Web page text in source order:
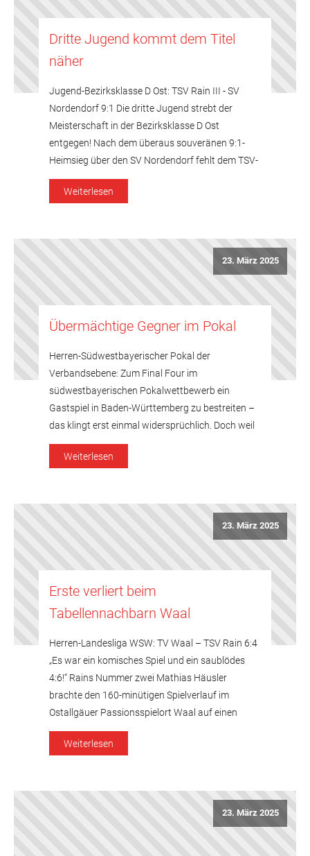
Dritte Jugend kommt dem Titel
näher
Jugend-Bezirksklasse D Ost: TSV Rain III - SV
Nordendorf 9:1 Die dritte Jugend strebt der
Meisterschaft in der Bezirksklasse D Ost
entgegen! Nach dem überaus souveränen 9:1-
Heimsieg über den SV Nordendorf fehlt dem TSV-
Nachwuchs noch ein Punkt aus den letzten
beiden Begegnungen, darunter das Duell mit dem
Weiterlesen
23. März 2025
Übermächtige Gegner im Pokal
Herren-Südwestbayerischer Pokal der
Verbandsebene: Zum Final Four im
südwestbayerischen Pokalwettbewerb ein
Gastspiel in Baden-Württemberg zu bestreiten –
das klingt erst einmal widersprüchlich. Doch weil
der TV Erolzheim (Kreis Biberach) dem
Bayerischen Tischtennis-Verband angehört und
gaben sich am Sonntag die Bezirkspokal-Sieger
Weiterlesen
23. März 2025
Erste verliert beim
Tabellennachbarn Waal
Herren-Landesliga WSW: TV Waal – TSV Rain 6:4
„Es war ein komisches Spiel und ein saublödes
4:6!“ Rains Nummer zwei Mathias Häusler
brachte den 160-minütigen Spielverlauf im
Ostallgäuer Passionsspielort Waal auf einen
kurzen und bündigen Nenner. In der Tat: Den
Heimsieg gegen Günzburg ausgenommen,
Weiterlesen
23. März 2025